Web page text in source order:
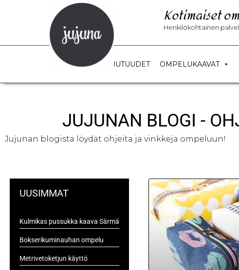
Kotimaiset
Henkilökohtainen
UUTUUDET OMPELUKAAVAT
JUJUNAN BLOGI -
Jujunan blogista löydät ohjeita ja vinkkejä ompeluun!
UUSIMMAT
Kulmikas pussukka kaava Särmä
Bokserikuminauhan ompelu
Metrivetoketjun käyttö